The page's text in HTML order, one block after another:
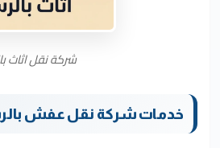
شركة نقل اثاث
خدمات شركة نقل عفش